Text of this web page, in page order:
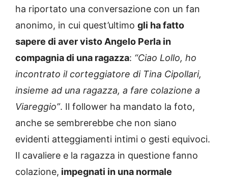
ha riportato una conversazione con un fan
anonimo, in cui quest’ultimo gli ha fatto
sapere di aver visto Angelo Perla in
compagnia di una ragazza: “Ciao Lollo, ho
incontrato il corteggiatore di Tina Cipollari,
insieme ad una ragazza, a fare colazione a
Viareggio”. Il follower ha mandato la foto,
anche se sembrerebbe che non siano
evidenti atteggiamenti intimi o gesti equivoci.
Il cavaliere e la ragazza in questione fanno
colazione, impegnati in una normale